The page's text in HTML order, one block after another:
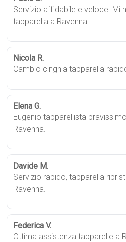
Servizio affidabile e veloce. Mi
tapparella a Ravenna.
Nicola R.
Cambio cinghia tapparella
Elena G.
Eugenio tapparellista
Ravenna.
Davide M.
Servizio rapido, tapparella
Ravenna.
Federica V.
Ottima assistenza tapparelle a